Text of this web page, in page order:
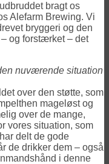
bragt os
Alefarm Brewing. Vi
bryggeri og den
og forstærket – det
nuværende situation
over den støtte, som
mageløst og
over de mange,
vores situation, som
delt de gode
de drikker dem – også
i denne